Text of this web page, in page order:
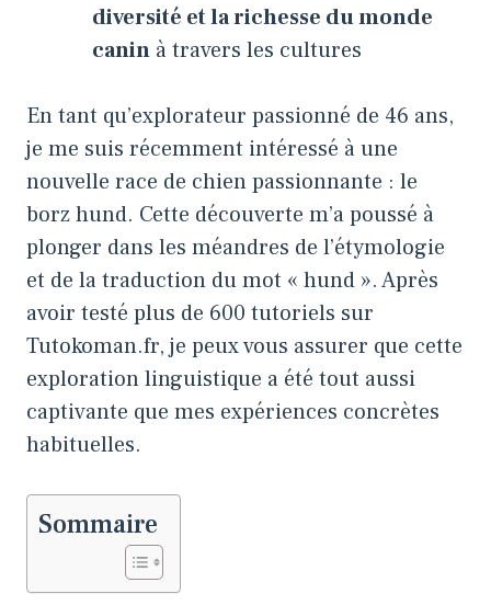
diversité et la richesse du monde
canin à travers les cultures
En tant qu’explorateur passionné de 46 ans,
je me suis récemment intéressé à une
nouvelle race de chien passionnante : le
borz hund. Cette découverte m’a poussé à
plonger dans les méandres de l’étymologie
et de la traduction du mot « hund ». Après
avoir testé plus de 600 tutoriels sur
Tutokoman.fr, je peux vous assurer que cette
exploration linguistique a été tout aussi
captivante que mes expériences concrètes
habituelles.
Sommaire